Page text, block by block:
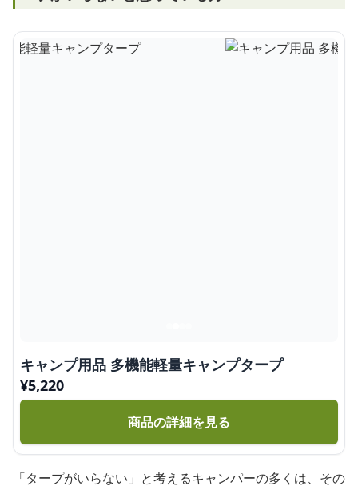
キャンプ用品 多機能軽量キャンプタープ
¥5,220
商品の詳細を見る
「タープがいらない」と考えるキャンパーの多くは、その